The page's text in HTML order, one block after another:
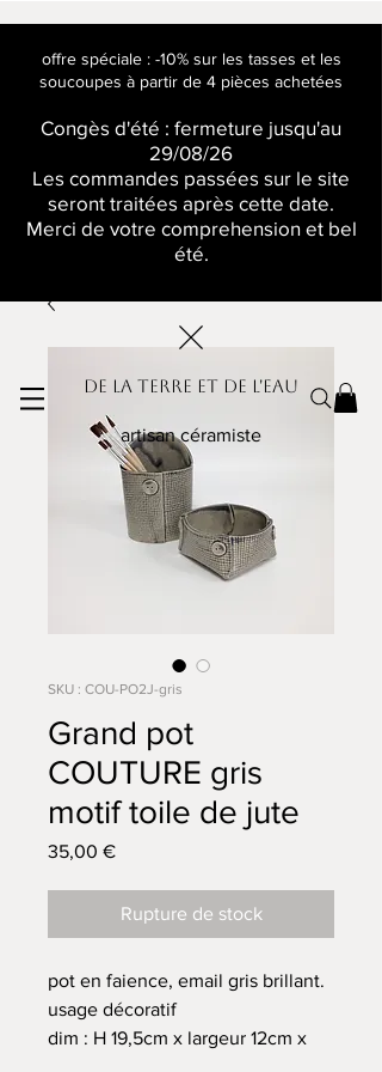
offre spéciale : -10% sur les tasses et les
soucoupes à partir de 4 pièces achetées
Congès d'été : fermeture jusqu'au
29/08/26
Les commandes passées sur le site
seront traitées après cette date.
Merci de votre comprehension et bel
été.
De la terre et de l'eau
artisan céramiste
SKU : COU-PO2J-gris
Grand pot
COUTURE gris
motif toile de jute
35,00 €Prix
Rupture de stock
pot en faience, email gris brillant.
usage décoratif
dim : H 19,5cm x largeur 12cm x